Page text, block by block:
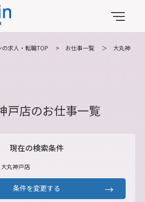
求人・転職TOP > お仕事一覧 ＞ 大丸神
戸店のお仕事一覧
現在の検索条件
大丸神戸店
条件を変更する